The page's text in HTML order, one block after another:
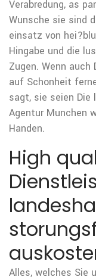
Verabredung, as
Wunsche sie sind
einsatz von
Hingabe und die
Zugen. Wenn
auf Schonheit
sagt, sie seien Die
Agentur Munchen
Handen.
High
Alles, welches Sie